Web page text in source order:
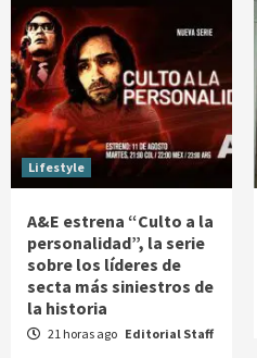
Lifestyle
A&E estrena “Culto a la
personalidad”, la serie
sobre los líderes de
secta más siniestros de
la historia
21 horas ago Editorial Staff